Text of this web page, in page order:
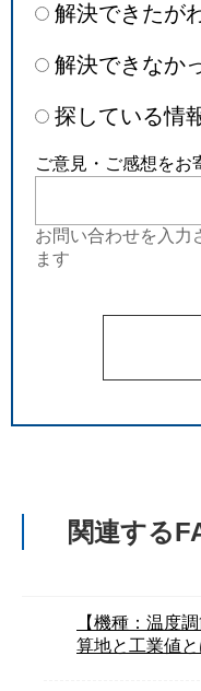
解決できたが
解決できなか
探している情
ご意見・ご感想をお
お問い合わせを入力
ます
関連する
【機種：温度
算地と工業値と